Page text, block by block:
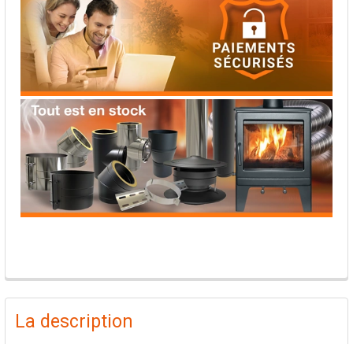
PRODUITS
FRÉQUEMMENT
ACHETÉS
La description